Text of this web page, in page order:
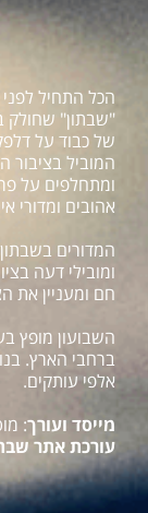
"שבתון" שחולק
של כבוד על
המוביל בציבור
ומתחלפים על
אהובים ומדורי
המדורים
ומובילי דעה
חם ומעניין את
ברחבי הארץ.
אלפי עותקים.
מייסד ועורך:
עורכת אתר